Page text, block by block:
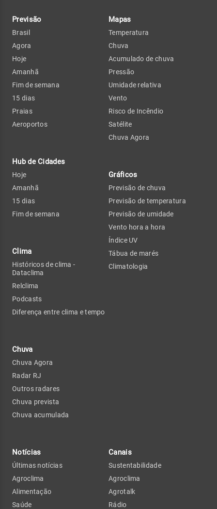
Previsão
Brasil
Agora
Hoje
Amanhã
Fim de semana
15 dias
Praias
Aeroportos
Hub de Cidades
Hoje
Amanhã
15 dias
Fim de semana
Clima
Históricos de clima -
Dataclima
Relclima
Podcasts
Diferença entre clima e tempo
Chuva
Chuva Agora
Radar RJ
Outros radares
Chuva prevista
Chuva acumulada
Mapas
Temperatura
Chuva
Acumulado de chuva
Pressão
Umidade relativa
Vento
Risco de Incêndio
Satélite
Chuva Agora
Gráficos
Previsão de chuva
Previsão de temperatura
Previsão de umidade
Vento hora a hora
Índice UV
Tábua de marés
Climatologia
Notícias
Últimas notícias
Agroclima
Alimentação
Saúde
Canais
Sustentabilidade
Agroclima
Agrotalk
Rádio